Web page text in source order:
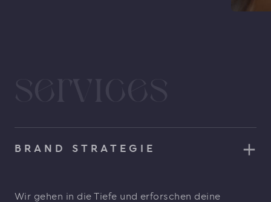
BRAND STRATEGIE
Wir gehen in die Tiefe und erforschen deine